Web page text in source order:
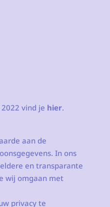
vind je hier.
aan de
In ons
en transparante
wij omgaan met
privacy te